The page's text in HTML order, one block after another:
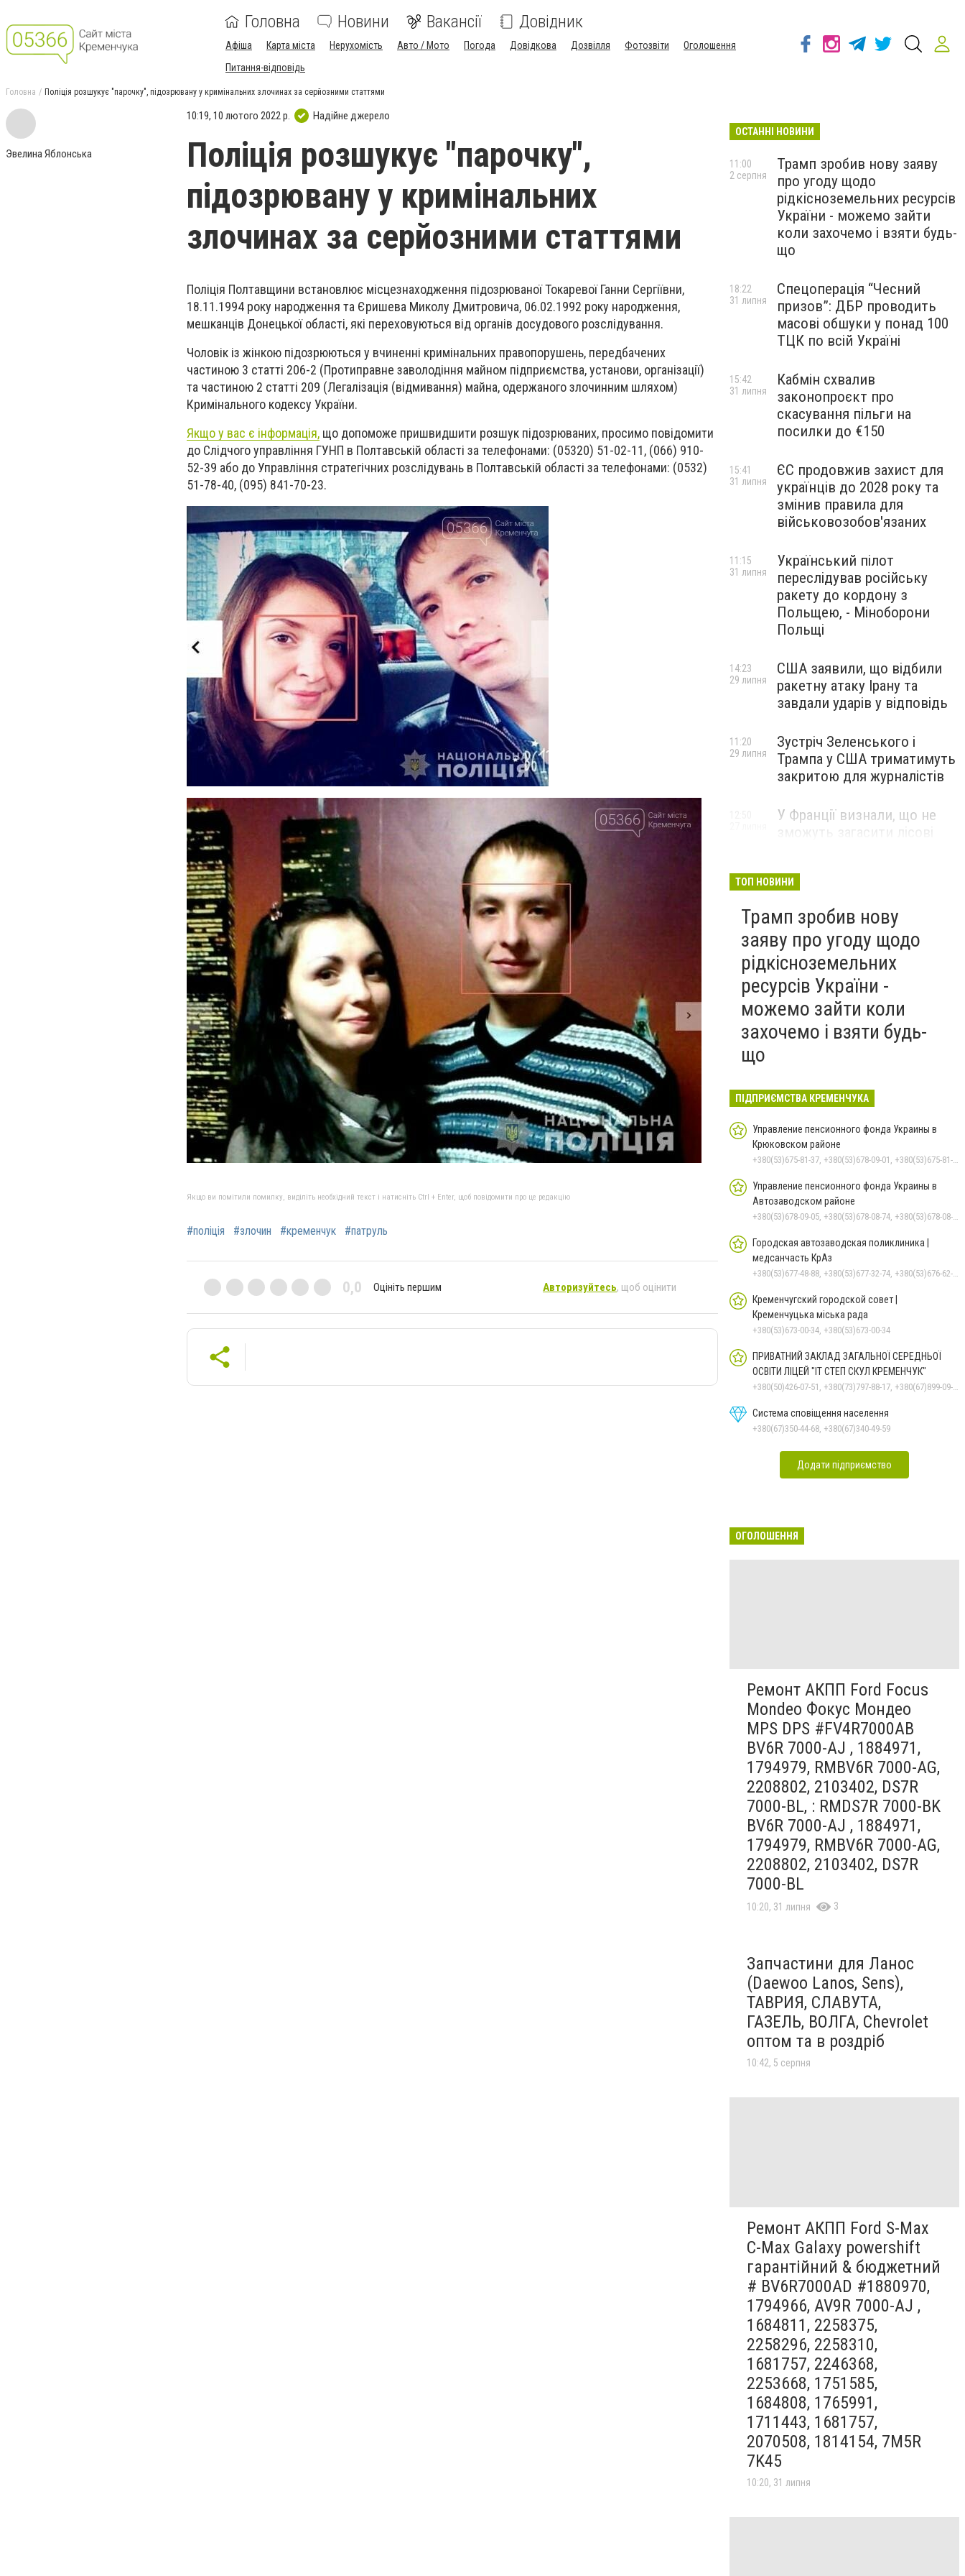
Головна Новини Вакансії Довідник
Афіша Карта міста Нерухомість Авто / Мото Погода Довідкова Дозвілля Фотозвіти
Оголошення
Питання-відповідь
Головна Поліція розшукує "парочку", підозрювану у кримінальних злочинах за серйозними статтями
Эвелина Яблонська
10:19, 10 лютого 2022 р. Надійне джерело
Поліція розшукує "парочку",
підозрювану у кримінальних
злочинах за серйозними статтями
Поліція Полтавщини встановлює місцезнаходження підозрюваної Токаревої Ганни Сергіївни,
18.11.1994 року народження та Єришева Миколу Дмитровича, 06.02.1992 року народження,
мешканців Донецької області, які переховуються від органів досудового розслідування.
Чоловік із жінкою підозрюються у вчиненні кримінальних правопорушень, передбачених
частиною 3 статті 206-2 (Протиправне заволодіння майном підприємства, установи, організації)
та частиною 2 статті 209 (Легалізація (відмивання) майна, одержаного злочинним шляхом)
Кримінального кодексу України.
Якщо у вас є інформація, що допоможе пришвидшити розшук підозрюваних, просимо повідомити
до Слідчого управління ГУНП в Полтавській області за телефонами: (05320) 51-02-11, (066) 910-
52-39 або до Управління стратегічних розслідувань в Полтавській області за телефонами: (0532)
51-78-40, (095) 841-70-23.
Якщо ви помітили помилку, виділіть необхідний текст і натисніть Ctrl + Enter, щоб повідомити про це редакцію
#поліція #злочин #кременчук #патруль
0,0 Оцініть першим Авторизуйтесь, щоб оцінити
ОСТАННІ НОВИНИ
Трамп зробив нову заяву
про угоду щодо
рідкісноземельних ресурсів
України - можемо зайти
коли захочемо і взяти будь-
що
11:00
2 серпня
Спецоперація “Чесний
призов”: ДБР проводить
масові обшуки у понад 100
ТЦК по всій Україні
18:22
31 липня
Кабмін схвалив
законопроєкт про
скасування пільги на
посилки до €150
15:42
31 липня
ЄС продовжив захист для
українців до 2028 року та
змінив правила для
військовозобов'язаних
15:41
31 липня
Український пілот
переслідував російську
ракету до кордону з
Польщею, - Міноборони
Польщі
11:15
31 липня
США заявили, що відбили
ракетну атаку Ірану та
завдали ударів у відповідь
14:23
29 липня
Зустріч Зеленського і
Трампа у США триматимуть
закритою для журналістів
11:20
29 липня
У Франції визнали, що не
ТОП НОВИНИ
Трамп зробив нову
заяву про угоду щодо
рідкісноземельних
ресурсів України -
можемо зайти коли
захочемо і взяти будь-
що
ПІДПРИЄМСТВА КРЕМЕНЧУКА
Управление пенсионного фонда Украины в
Крюковском районе
+380(53)675-81-37, +380(53)678-09-01, +380(53)675-81-32, +380(53)675-81-40, +380(53)675-81-33, +380(53)675-81-38, +380(53)675-81-31, +380(53)678-08-87
Управление пенсионного фонда Украины в
Автозаводском районе
+380(53)678-09-05, +380(53)678-08-74, +380(53)678-08-83, +380(53)678-08-41, +380(53)678-08-86
Городская автозаводская поликлиника |
медсанчасть КрАз
+380(53)677-48-88, +380(53)677-32-74, +380(53)676-62-99, +380536766187
Кременчугский городской совет |
Кременчуцька міська рада
+380(53)673-00-34, +380(53)673-00-34
ПРИВАТНИЙ ЗАКЛАД ЗАГАЛЬНОЇ СЕРЕДНЬОЇ
ОСВІТИ ЛІЦЕЙ "ІТ СТЕП СКУЛ КРЕМЕНЧУК"
+380(50)426-07-51, +380(73)797-88-17, +380(67)899-09-16
Система сповіщення населення
+380(67)350-44-68, +380(67)340-49-59
Додати підприємство
ОГОЛОШЕННЯ
Ремонт АКПП Ford Focus
Mondeo Фокус Мондео
MPS DPS #FV4R7000AB
BV6R 7000-AJ , 1884971,
1794979, RMBV6R 7000-AG,
2208802, 2103402, DS7R
7000-BL, : RMDS7R 7000-BK
BV6R 7000-AJ , 1884971,
1794979, RMBV6R 7000-AG,
2208802, 2103402, DS7R
7000-BL
10:20, 31 липня 3
Запчастини для Ланос
(Daewoo Lanos, Sens),
ТАВРИЯ, СЛАВУТА,
ГАЗЕЛЬ, ВОЛГА, Chevrolet
оптом та в роздріб
10:42, 5 серпня
Ремонт АКПП Ford S-Max
C-Max Galaxy powershift
гарантійний & бюджетний
# BV6R7000AD #1880970,
1794966, AV9R 7000-AJ ,
1684811, 2258375,
2258296, 2258310,
1681757, 2246368,
2253668, 1751585,
1684808, 1765991,
1711443, 1681757,
2070508, 1814154, 7M5R
7K45
10:20, 31 липня